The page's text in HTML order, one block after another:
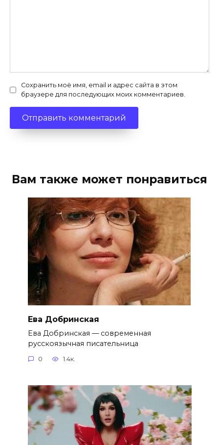
Сохранить моё имя, email и адрес сайта в этом
браузере для последующих моих комментариев.
Вам также может понравиться
Ева Добринская
Ева Добринская — современная
русскоязычная писательница
0 1.4к.